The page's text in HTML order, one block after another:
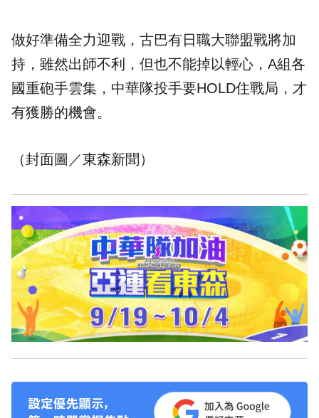
做好準備全力迎戰，古巴有日職大聯盟戰將加
持，雖然出師不利，但也不能掉以輕心，A組各
國重砲手雲集，中華隊投手要HOLD住戰局，才
有獲勝的機會。
（封面圖／東森新聞）